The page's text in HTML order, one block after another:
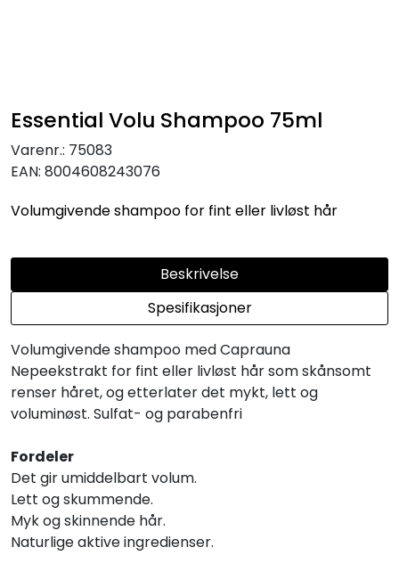
Essential Volu Shampoo 75ml
Varenr.: 75083
EAN: 8004608243076
Volumgivende shampoo for fint eller livløst hår
Beskrivelse
Spesifikasjoner
Volumgivende shampoo med Caprauna
Nepeekstrakt for fint eller livløst hår som skånsomt
renser håret, og etterlater det mykt, lett og
voluminøst. Sulfat- og parabenfri
Fordeler
Det gir umiddelbart volum.
Lett og skummende.
Myk og skinnende hår.
Naturlige aktive ingredienser.